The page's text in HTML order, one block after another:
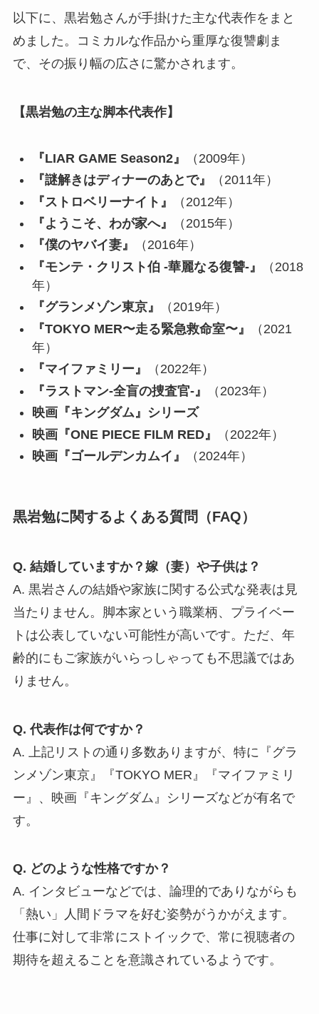
以下に、黒岩勉さんが手掛けた主な代表作をまと
めました。コミカルな作品から重厚な復讐劇ま
で、その振り幅の広さに驚かされます。
【黒岩勉の主な脚本代表作】
『LIAR GAME Season2』
（2009年）
『謎解きはディナーのあとで』
（2011年）
『ストロベリーナイト』
（2012年）
『ようこそ、わが家へ』
（2015年）
『僕のヤバイ妻』
（2016年）
『モンテ・クリスト伯 -華麗なる復讐-』
（2018
年）
『グランメゾン東京』
（2019年）
『TOKYO MER〜走る緊急救命室〜』
（2021
年）
『マイファミリー』
（2022年）
『ラストマン-全盲の捜査官-』
（2023年）
映画『キングダム』シリーズ
映画『ONE PIECE FILM RED』
（2022年）
映画『ゴールデンカムイ』
（2024年）
黒岩勉に関するよくある質問（FAQ）
Q. 結婚していますか？嫁（妻）や子供は？
A. 黒岩さんの結婚や家族に関する公式な発表は見
当たりません。脚本家という職業柄、プライベー
トは公表していない可能性が高いです。ただ、年
齢的にもご家族がいらっしゃっても不思議ではあ
りません。
Q. 代表作は何ですか？
A. 上記リストの通り多数ありますが、特に『グラ
ンメゾン東京』『TOKYO MER』『マイファミリ
ー』、映画『キングダム』シリーズなどが有名で
す。
Q. どのような性格ですか？
A. インタビューなどでは、論理的でありながらも
「熱い」人間ドラマを好む姿勢がうかがえます。
仕事に対して非常にストイックで、常に視聴者の
期待を超えることを意識されているようです。